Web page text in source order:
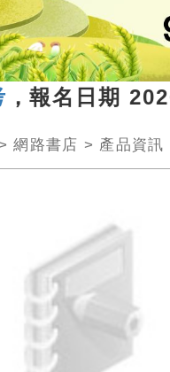
名日期
>網路書店 > 產品資訊